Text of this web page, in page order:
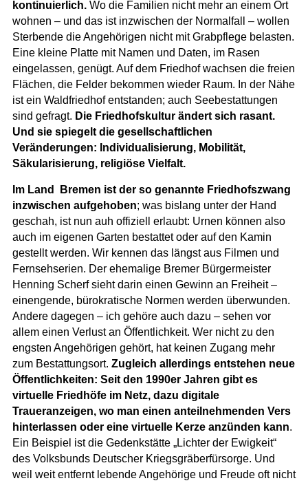
kontinuierlich. Wo die Familien nicht mehr an einem Ort
wohnen – und das ist inzwischen der Normalfall – wollen
Sterbende die Angehörigen nicht mit Grabpflege belasten.
Eine kleine Platte mit Namen und Daten, im Rasen
eingelassen, genügt. Auf dem Friedhof wachsen die freien
Flächen, die Felder bekommen wieder Raum. In der Nähe
ist ein Waldfriedhof entstanden; auch Seebestattungen
sind gefragt. Die Friedhofskultur ändert sich rasant.
Und sie spiegelt die gesellschaftlichen
Veränderungen: Individualisierung, Mobilität,
Säkularisierung, religiöse Vielfalt.
Im Land Bremen ist der so genannte Friedhofszwang
inzwischen aufgehoben; was bislang unter der Hand
geschah, ist nun auh offiziell erlaubt: Urnen können also
auch im eigenen Garten bestattet oder auf den Kamin
gestellt werden. Wir kennen das längst aus Filmen und
Fernsehserien. Der ehemalige Bremer Bürgermeister
Henning Scherf sieht darin einen Gewinn an Freiheit –
einengende, bürokratische Normen werden überwunden.
Andere dagegen – ich gehöre auch dazu – sehen vor
allem einen Verlust an Öffentlichkeit. Wer nicht zu den
engsten Angehörigen gehört, hat keinen Zugang mehr
zum Bestattungsort. Zugleich allerdings entstehen neue
Öffentlichkeiten: Seit den 1990er Jahren gibt es
virtuelle Friedhöfe im Netz, dazu digitale
Traueranzeigen, wo man einen anteilnehmenden Vers
hinterlassen oder eine virtuelle Kerze anzünden kann.
Ein Beispiel ist die Gedenkstätte „Lichter der Ewigkeit“
des Volksbunds Deutscher Kriegsgräberfürsorge. Und
weil weit entfernt lebende Angehörige und Freude oft nicht